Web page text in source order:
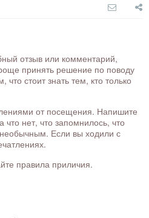
отзыв или комментарий,
принять решение по поводу
стоит знать тем, кто только
от посещения. Напишите
нет, что запомнилось, что
Если вы ходили с
правила приличия.